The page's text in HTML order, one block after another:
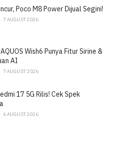
Poco M8 Power Dijual Segini!
7 AUGUST 2026
Wish6 Punya Fitur Sirine &
AI
7 AUGUST 2026
17 5G Rilis! Cek Spek
6 AUGUST 2026